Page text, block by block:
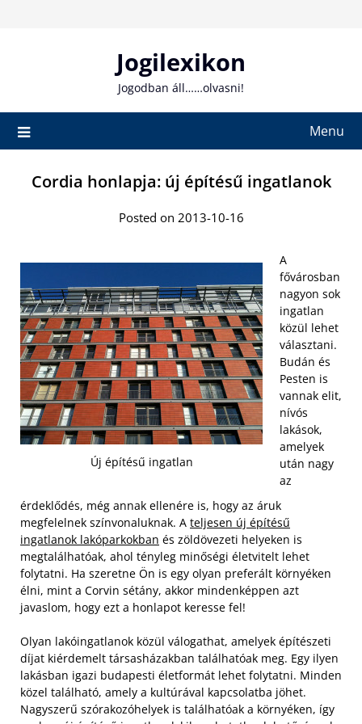
Jogilexikon
Jogodban áll……olvasni!
Menu
Cordia honlapja: új építésű ingatlanok
Posted on 2013-10-16
Új építésű ingatlan
A
fővárosban
nagyon sok
ingatlan
közül lehet
választani.
Budán és
Pesten is
vannak elit,
nívós
lakások,
amelyek
után nagy
az
érdeklődés, még annak ellenére is, hogy az áruk
megfelelnek színvonaluknak. A teljesen új építésű
ingatlanok lakóparkokban és zöldövezeti helyeken is
megtalálhatóak, ahol tényleg minőségi életvitelt lehet
folytatni. Ha szeretne Ön is egy olyan preferált környéken
élni, mint a Corvin sétány, akkor mindenképpen azt
javaslom, hogy ezt a honlapot keresse fel!
Olyan lakóingatlanok közül válogathat, amelyek építészeti
díjat kiérdemelt társasházakban találhatóak meg. Egy ilyen
lakásban igazi budapesti életformát lehet folytatni. Minden
közel található, amely a kultúrával kapcsolatba jöhet.
Nagyszerű szórakozóhelyek is találhatóak a környéken, így